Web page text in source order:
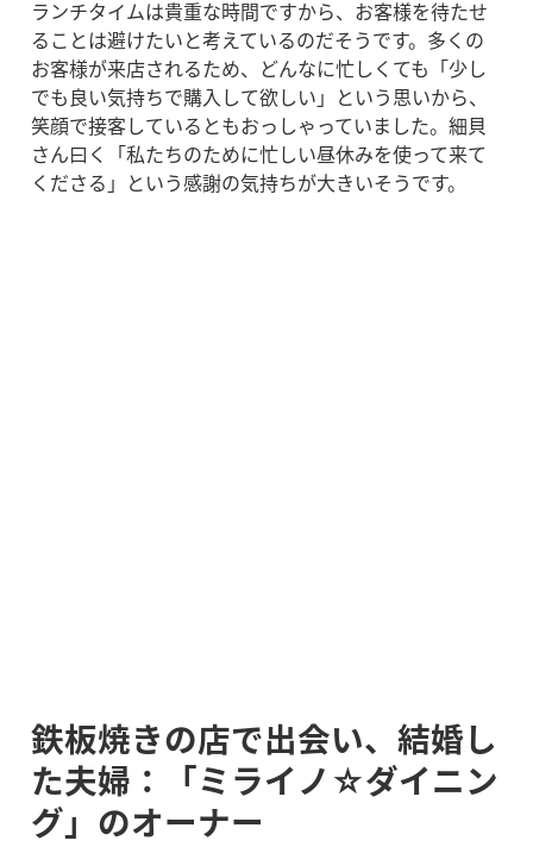
ランチタイムは貴重な時間ですから、お客様を待たせ
ることは避けたいと考えているのだそうです。多くの
お客様が来店されるため、どんなに忙しくても「少し
でも良い気持ちで購入して欲しい」という思いから、
笑顔で接客しているともおっしゃっていました。細貝
さん曰く「私たちのために忙しい昼休みを使って来て
くださる」という感謝の気持ちが大きいそうです。
鉄板焼きの店で出会い、結婚し
た夫婦：「ミライノ☆ダイニン
グ」のオーナー